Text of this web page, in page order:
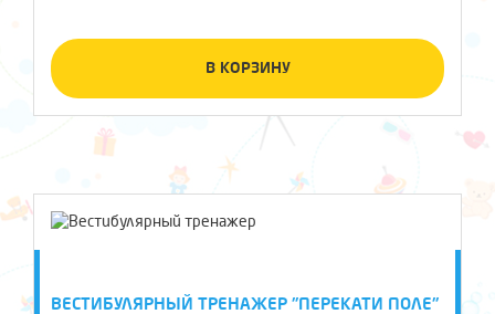
В КОРЗИНУ
ВЕСТИБУЛЯРНЫЙ ТРЕНАЖЕР "ПЕРЕКАТИ ПОЛЕ"